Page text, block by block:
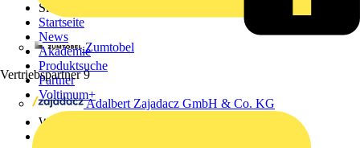
Zumtobel
Vertriebspartner 9
Adalbert Zajadacz GmbH & Co. KG
Sitemap
Startseite
News
Akademie
Produktsuche
Partner
Voltimum+
Weitere Links